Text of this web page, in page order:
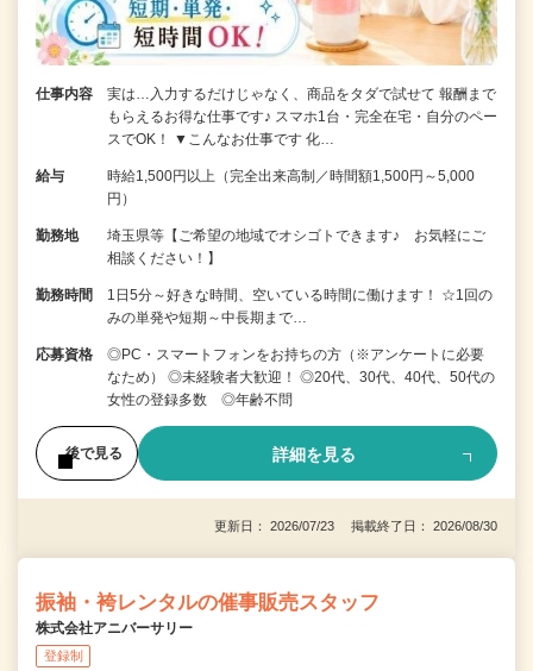
仕事内容
実は…入力するだけじゃなく、商品をタダで試せて 報酬まで
もらえるお得な仕事です♪ スマホ1台・完全在宅・自分のペー
スでOK！ ▼こんなお仕事です 化…
給与
時給1,500円以上（完全出来高制／時間額1,500円～5,000
円）
勤務地
埼玉県等【ご希望の地域でオシゴトできます♪ お気軽にご
相談ください！】
勤務時間
1日5分～好きな時間、空いている時間に働けます！ ☆1回の
みの単発や短期～中長期まで…
応募資格
◎PC・スマートフォンをお持ちの方（※アンケートに必要
なため） ◎未経験者大歓迎！ ◎20代、30代、40代、50代の
女性の登録多数 ◎年齢不問
後で見る 詳細を見る
更新日： 2026/07/23 掲載終了日： 2026/08/30
振袖・袴レンタルの催事販売スタッフ
株式会社アニバーサリー
登録制